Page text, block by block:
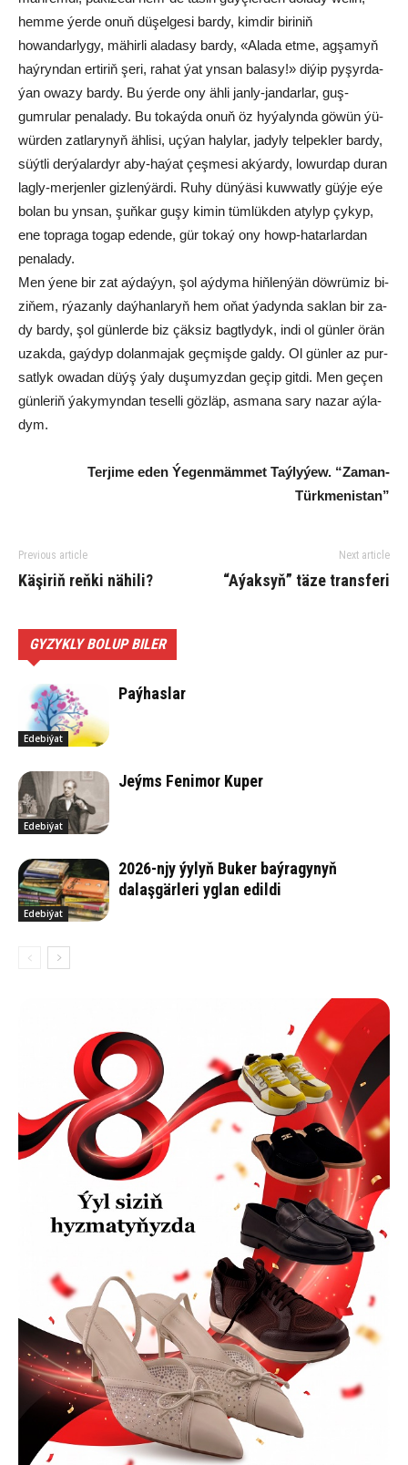
hem­me ýer­de onuň dü­şel­ge­si bar­dy, kim­dir bi­ri­niň
howandarlygy, mä­hir­li ala­da­sy bar­dy, «Ala­da et­me, ag­şa­myň
haý­ryn­dan er­ti­riň şe­ri, ra­hat ýat yn­san ba­la­sy!» di­ýip py­şyr­da­
ýan owa­zy bar­dy. Bu ýer­de ony ähli janly-jandarlar, guş-
gumrular pe­na­la­dy. Bu to­kaý­da onuň öz hy­ýa­lyn­da gö­wün ýü­
wür­den zat­la­ry­nyň äh­li­si, uç­ýan ha­ly­lar, jadyly telpekler bar­dy,
süýtli der­ýa­la­rdyr aby-haýat çeşmesi ak­ýar­dy, lowurdap duran
lagly-merjenler giz­len­ýär­di. Ru­hy dün­ýä­si kuw­wat­ly güý­je eýe
bo­lan bu yn­san, şuň­kar gu­şy ki­min tüm­lük­den aty­lyp çy­kyp,
ene top­ra­ga togap edende, gür tokaý ony howp-hatarlardan
penalady.
Men ýe­ne bir zat aý­da­ýyn, şol aý­dym­a hiňlenýän döwrümiz bi­
zi­ňem, rýa­zan­ly daý­han­la­ryň hem oňat ýadynda saklan bir za­
dy bar­dy, şol gün­ler­de biz çäk­siz bagt­ly­dyk, in­di ol gün­ler örän
uzak­da, gaý­dyp do­lan­ma­jak geç­miş­de gal­dy. Ol gün­ler az pur­
sat­lyk owa­dan düýş ýa­ly du­şu­myz­dan ge­çip git­di. Men ge­çen
gün­le­riň ýa­ky­myn­dan te­sel­li göz­läp, as­ma­na sa­ry na­zar aý­la­
dym.
Terjime eden Ýegenmämmet Taýlyýew. “Zaman-
Türkmenistan”
Previous article
Kä­şiriň reňki nähili?
Next article
“Aýaksyň” täze transferi
GYZYKLY BOLUP BILER
Edebiýat
Paýhaslar
Edebiýat
Jeýms Fenimor Kuper
Edebiýat
2026-njy ýylyň Buker baýragynyň
dalaşgärleri yglan edildi